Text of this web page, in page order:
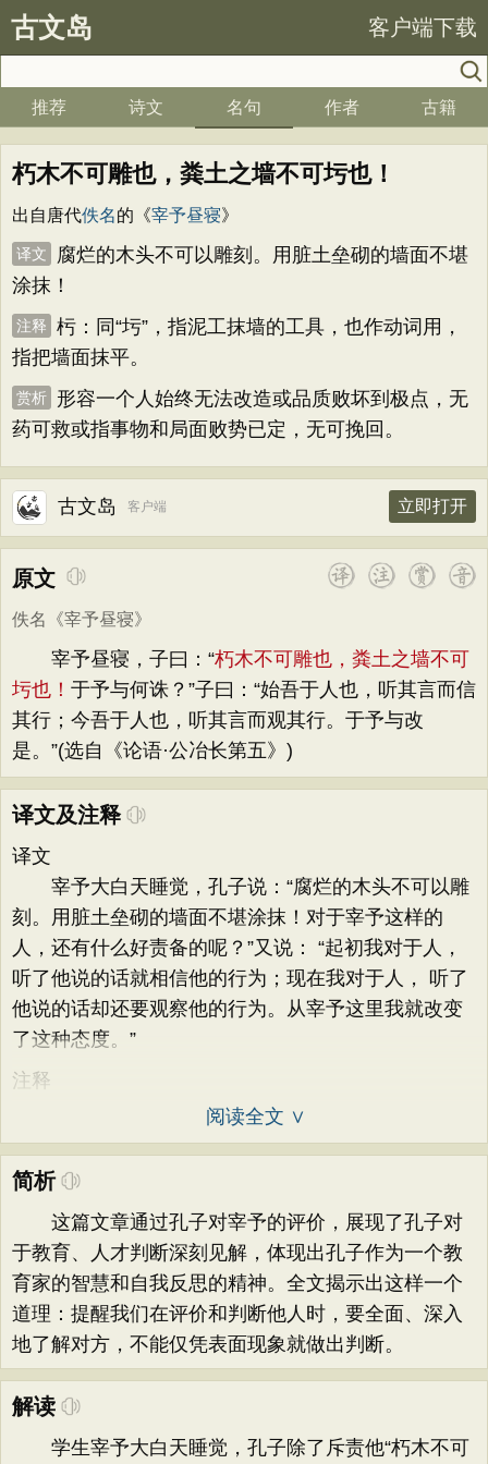
古文岛 客户端下载
推荐 诗文 名句 作者 古籍
朽木不可雕也，粪土之墙不可圬也！
出自唐代佚名的《宰予昼寝》
译文
腐烂的木头不可以雕刻。用脏土垒砌的墙面不堪
涂抹！
注释
杇：同“圬”，指泥工抹墙的工具，也作动词用，
指把墙面抹平。
赏析
形容一个人始终无法改造或品质败坏到极点，无
药可救或指事物和局面败势已定，无可挽回。
古文岛 客户端 立即打开
原文
佚名 《宰予昼寝》
宰予昼寝，子曰：“朽木不可雕也，粪土之墙不可
圬也！ 于予与何诛？”子曰：“始吾于人也，听其言而信
其行；今吾于人也，听其言而观其行。于予与改
是。”(选自《论语·公冶长第五》)
译文及注释
译文
宰予大白天睡觉，孔子说：“腐烂的木头不可以雕
刻。用脏土垒砌的墙面不堪涂抹！对于宰予这样的
人，还有什么好责备的呢？”又说： “起初我对于人，
听了他说的话就相信他的行为；现在我对于人， 听了
他说的话却还要观察他的行为。从宰予这里我就改变
了这种态度。”
注释
阅读全文 ∨
简析
这篇文章通过孔子对宰予的评价，展现了孔子对
于教育、人才判断深刻见解，体现出孔子作为一个教
育家的智慧和自我反思的精神。全文揭示出这样一个
道理：提醒我们在评价和判断他人时，要全面、深入
地了解对方，不能仅凭表面现象就做出判断。
解读
学生宰予大白天睡觉，孔子除了斥责他“朽木不可